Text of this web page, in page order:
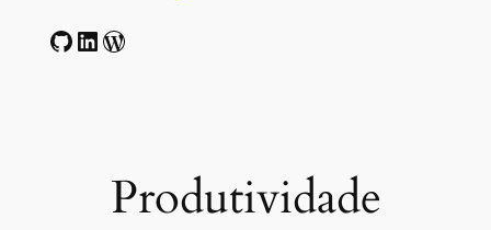
GitHub
LinkedIn
WordPress
Produtividade